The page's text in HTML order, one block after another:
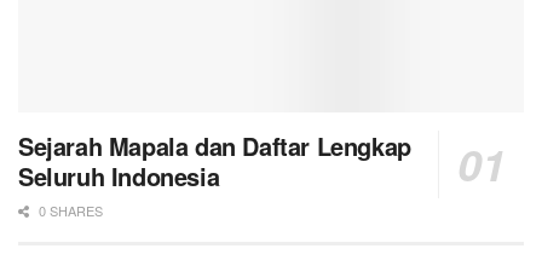
Sejarah Mapala dan Daftar Lengkap
Seluruh Indonesia
0 SHARES